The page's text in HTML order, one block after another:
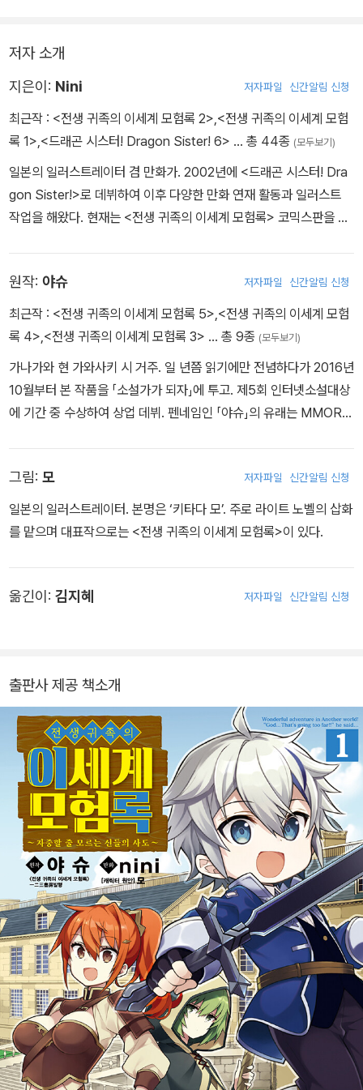
저자 소개
지은이: Nini 저자파일 신간알림 신청
최근작 : <전생 귀족의 이세계 모험록 2> <전생 귀족의 이세계 모험
록 1> <드래곤 시스터! Dragon Sister! 6> … 총 44종 (모두보기)
일본의 일러스트레이터 겸 만화가. 2002년에 <드래곤 시스터! Dra
gon Sister!>로 데뷔하여 이후 다양한 만화 연재 활동과 일러스트
작업을 해왔다. 현재는 <전생 귀족의 이세계 모험록> 코믹스판을 연
원작: 야슈 저자파일 신간알림 신청
최근작 : <전생 귀족의 이세계 모험록 5> <전생 귀족의 이세계 모험
록 4> <전생 귀족의 이세계 모험록 3> … 총 9종 (모두보기)
가나가와 현 가와사키 시 거주. 일 년쯤 읽기에만 전념하다가 2016년
10월부터 본 작품을 「소설가가 되자」에 투고. 제5회 인터넷소설대상
에 기간 중 수상하여 상업 데뷔. 펜네임인 「야슈」의 유래는 MMORP
화 감상과 「소설을 읽자」 배회.
그림: 모 저자파일 신간알림 신청
일본의 일러스트레이터. 본명은 ‘키타다 모’. 주로 라이트 노벨의 삽화
를 맡으며 대표작으로는 <전생 귀족의 이세계 모험록>이 있다.
옮긴이: 김지혜 저자파일 신간알림 신청
출판사 제공 책소개